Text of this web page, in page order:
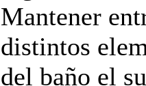
Mantener
distintos
del baño el